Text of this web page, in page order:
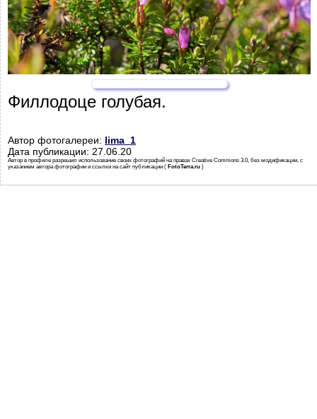
Филлодоце голубая.
Автор фотогалереи: lima_1
Дата публикации: 27.06.20
Автор в профиле разрешил использование своих фотографий на правах Creative Commons 3.0, без модификации, с
указанием автора фотографии и ссылки на сайт публикации ( FotoTerra.ru )